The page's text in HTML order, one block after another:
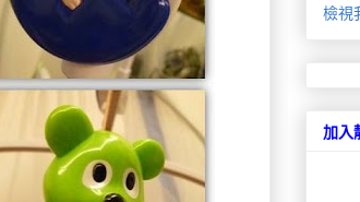
檢視
加入